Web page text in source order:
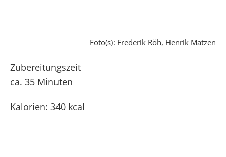
Foto(s): Frederik Röh, Henrik Matzen
Zubereitungszeit
ca. 35 Minuten
Kalorien: 340 kcal